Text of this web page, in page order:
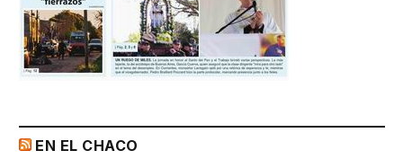
EN EL CHACO